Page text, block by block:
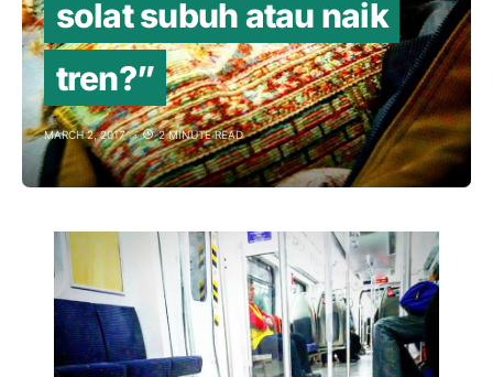
solat subuh atau naik
tren?”
MARCH 2, 2017 2 MINUTE READ